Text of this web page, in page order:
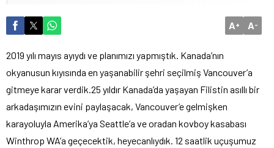
A+ A-
2019 yılı mayıs ayıydı ve planımızı yapmıştık. Kanada’nın
okyanusun kıyısında en yaşanabilir şehri seçilmiş Vancouver’a
gitmeye karar verdik.25 yıldır Kanada’da yaşayan Filistin asıllı bir
arkadaşımızın evini paylaşacak, Vancouver’e gelmişken
karayoluyla Amerika’ya Seattle’a ve oradan kovboy kasabası
Winthrop WA’a geçecektik, heyecanlıydık. 12 saatlik uçuşumuz